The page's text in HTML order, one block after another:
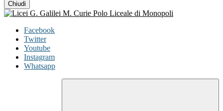
Chiudi
Facebook
Twitter
Youtube
Instagram
Whatsapp